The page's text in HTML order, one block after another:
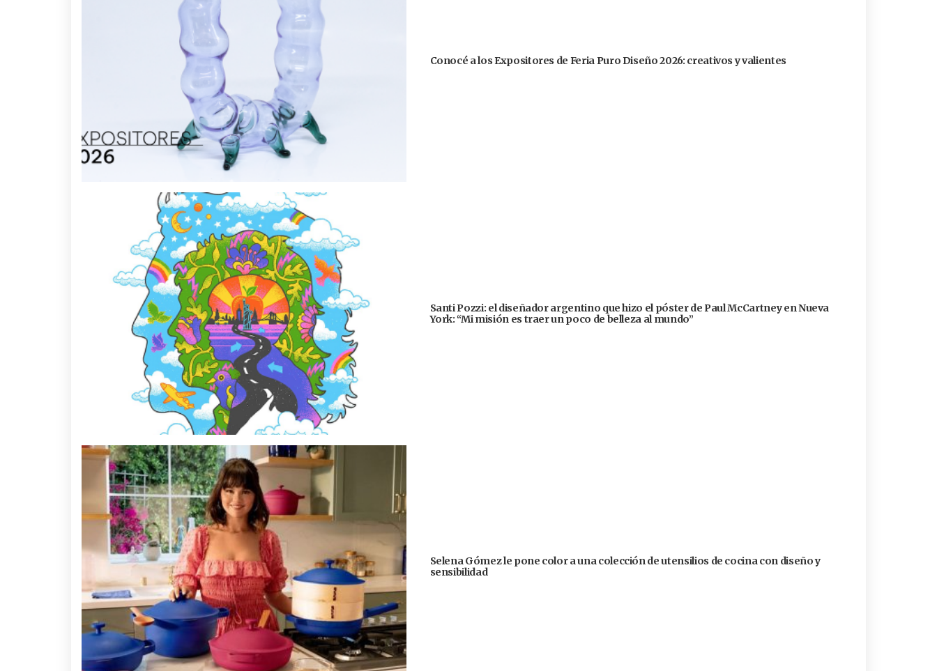
Conocé a los Expositores de Feria Puro Diseño 2026: creativos y valientes
Santi Pozzi: el diseñador argentino que hizo el póster de Paul McCartney en Nueva
York: “Mi misión es traer un poco de belleza al mundo”
Selena Gómez le pone color a una colección de utensilios de cocina con diseño y
sensibilidad